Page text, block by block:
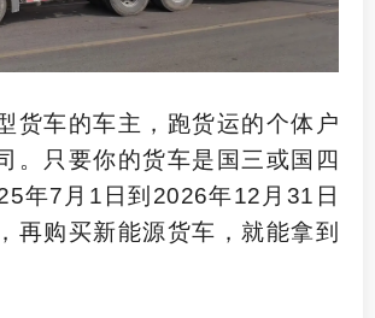
货车的车主，跑货运的个体户
。只要你的货车是国三或国四
年7 月 1 日到 2026年12 月 31 日
再购买新能源货车，就能拿到